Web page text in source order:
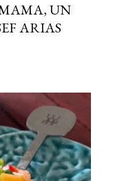
UN
ARIAS